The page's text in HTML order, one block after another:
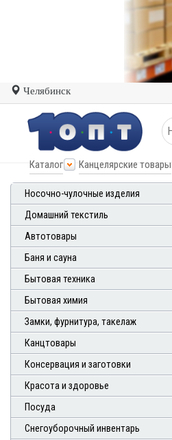
Челябинск
Каталог Канцелярские товары
Носочно-чулочные изделия
Домашний текстиль
Автотовары
Баня и сауна
Бытовая техника
Бытовая химия
Замки, фурнитура, такелаж
Канцтовары
Консервация и заготовки
Красота и здоровье
Посуда
Снегоуборочный инвентарь